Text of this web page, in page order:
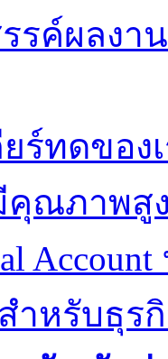
รค์ผลงา
ร์ทดของ
คุณภาพสู
ำหรับธุร